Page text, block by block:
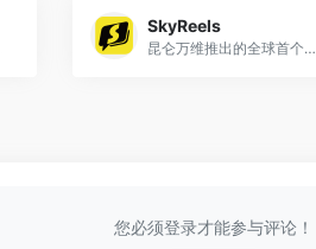
SkyReels
昆仑万维推出的全球首个集成AI视频生成和3D引擎的系统，是一个AI短剧创作平台
您必须登录才能参与评论！